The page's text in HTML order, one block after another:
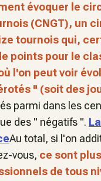
évoquer le
(CNGT), un
tournois qui,
points pour le
l'on peut voir
" (soit des
parmi dans les
des " négatifs ".
Au total, si l'on
vous, ce sont
de tous